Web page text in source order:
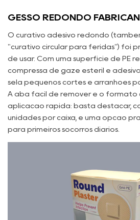
GESSO REDONDO
O curativo adesivo redondo
"curativo circular para feridas") foi
de usar. Com uma superfície de PE
compressa de gaze estéril e
sela pequenos cortes e arranhões
A aba fácil de remover e o formato
aplicação rápida: basta destacar,
unidades por caixa, é uma opção
para primeiros socorros diários.